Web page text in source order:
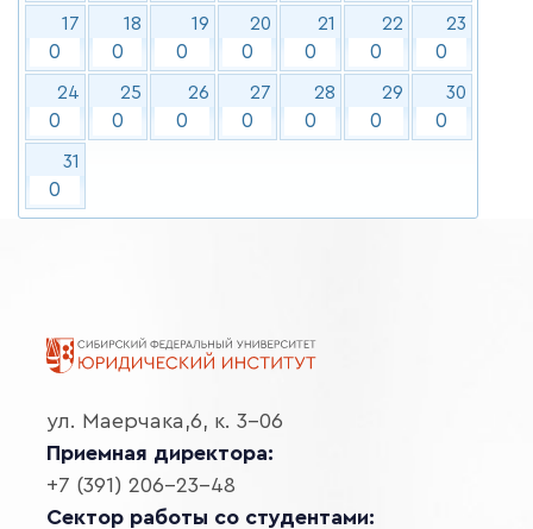
17
0
18
0
19
0
20
0
21
0
22
0
23
0
24
0
25
0
26
0
27
0
28
0
29
0
30
0
31
0
ул. Маерчака,6, к. 3-06
Приемная директора:
+7 (391) 206-23-48
Сектор работы со студентами: